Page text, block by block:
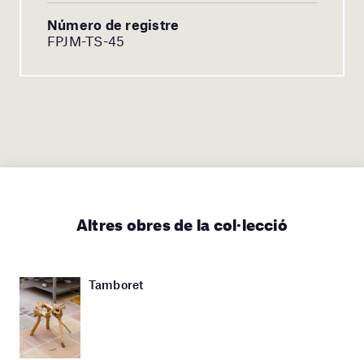
Número de registre
FPJM-TS-45
Altres obres de la col·lecció
Tamboret